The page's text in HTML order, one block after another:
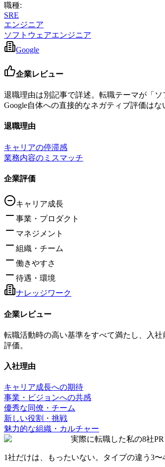
職種:
SRE
エンジニア
ソフトウェアエンジニア
Google
企業レビュー
退職理由は別記事で詳述。転職テーマが「
Google自体への直接的なネガティブ評価はな
退職理由
キャリアの停滞感
業務内容のミスマッチ
企業評価
キャリア成長
事業・プロダクト
マネジメント
組織・チーム
働きやすさ
待遇・環境
ナレッジワーク
企業レビュー
転職活動時の高い基準をすべて満たし、入
評価。
入社理由
キャリア成長への期待
事業・ビジョンへの共感
優秀な同僚・チーム
新しい役割・挑戦
魅力的な組織・カルチャー
実際に転職した私の8社PR
1社だけは、もったいない。タイプの違う 3〜